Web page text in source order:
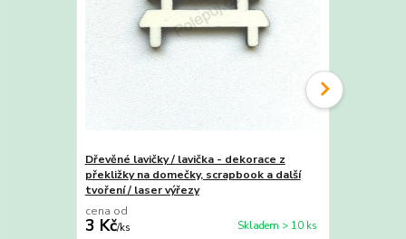
Dřevěné lavičky / lavička - dekorace z
překližky na domečky, scrapbook a další
tvoření / laser výřezy
cena od
3 Kč/ks Skladem > 10 ks